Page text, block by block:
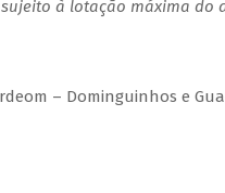
à lotação máxima do
– Dominguinhos e